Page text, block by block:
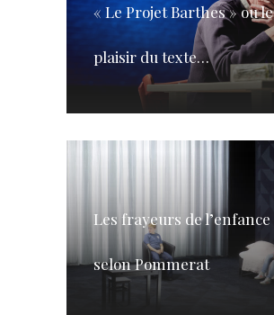
« Le Projet Barthes » ou le
plaisir du texte…
Les frayeurs de l’enfance
selon Pommerat